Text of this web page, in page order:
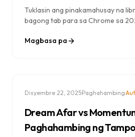
Chrome sa 2025:
Tuklasin ang pinakamahusay na
bagong tab para sa Chrome sa
customize para mahanap ang
Magbasa pa
Disyembre 22, 2025·Paghahambing·
Dream Afar vs
Paghahambing ng